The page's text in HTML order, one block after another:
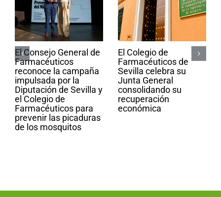
El Consejo General de
Farmacéuticos
reconoce la campaña
impulsada por la
Diputación de Sevilla y
el Colegio de
Farmacéuticos para
prevenir las picaduras
de los mosquitos
El Colegio de
Farmacéuticos de
Sevilla celebra su
Junta General
consolidando su
recuperación
económica